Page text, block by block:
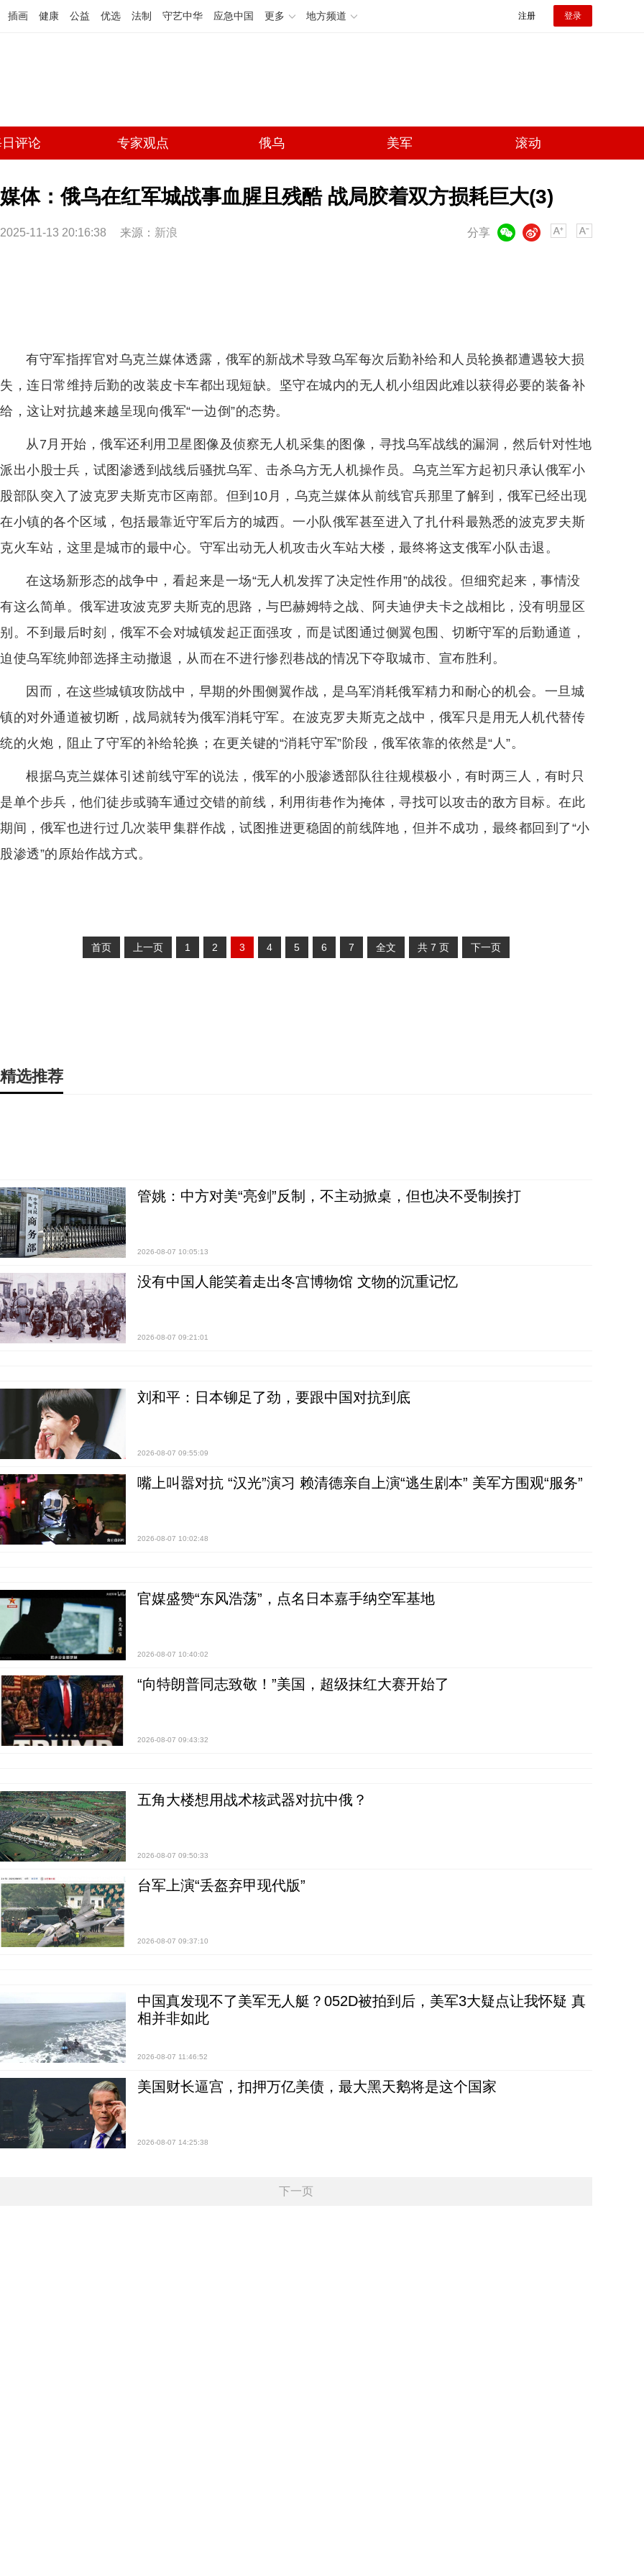
插画 健康 公益 优选 法制 守艺中华 应急中国 更多 地方频道 注册 登录
评论 专家观点 俄乌 美军 滚动
媒体：俄乌在红军城战事血腥且残酷 战局胶着双方损耗巨大(3)
2025-11-13 20:16:38 来源： 新浪 分享
微博
有守军指挥官对乌克兰媒体透露，俄军的新战术导致乌军每次后勤补给和人员轮换都遭遇较大损
失，连日常维持后勤的改装皮卡车都出现短缺。坚守在城内的无人机小组因此难以获得必要的装备补
给，这让对抗越来越呈现向俄军“一边倒”的态势。
从7月开始，俄军还利用卫星图像及侦察无人机采集的图像，寻找乌军战线的漏洞，然后针对性地
派出小股士兵，试图渗透到战线后骚扰乌军、击杀乌方无人机操作员。乌克兰军方起初只承认俄军小
股部队突入了波克罗夫斯克市区南部。但到10月，乌克兰媒体从前线官兵那里了解到，俄军已经出现
在小镇的各个区域，包括最靠近守军后方的城西。一小队俄军甚至进入了扎什科最熟悉的波克罗夫斯
克火车站，这里是城市的最中心。守军出动无人机攻击火车站大楼，最终将这支俄军小队击退。
在这场新形态的战争中，看起来是一场“无人机发挥了决定性作用”的战役。但细究起来，事情没
有这么简单。俄军进攻波克罗夫斯克的思路，与巴赫姆特之战、阿夫迪伊夫卡之战相比，没有明显区
别。不到最后时刻，俄军不会对城镇发起正面强攻，而是试图通过侧翼包围、切断守军的后勤通道，
迫使乌军统帅部选择主动撤退，从而在不进行惨烈巷战的情况下夺取城市、宣布胜利。
因而，在这些城镇攻防战中，早期的外围侧翼作战，是乌军消耗俄军精力和耐心的机会。一旦城
镇的对外通道被切断，战局就转为俄军消耗守军。在波克罗夫斯克之战中，俄军只是用无人机代替传
统的火炮，阻止了守军的补给轮换；在更关键的“消耗守军”阶段，俄军依靠的依然是“人”。
根据乌克兰媒体引述前线守军的说法，俄军的小股渗透部队往往规模极小，有时两三人，有时只
是单个步兵，他们徒步或骑车通过交错的前线，利用街巷作为掩体，寻找可以攻击的敌方目标。在此
期间，俄军也进行过几次装甲集群作战，试图推进更稳固的前线阵地，但并不成功，最终都回到了“小
股渗透”的原始作战方式。
首页 上一页 1 2 3 4 5 6 7 全文 共 7 页 下一页
精选推荐
管姚：中方对美“亮剑”反制，不主动掀桌，但也决不受制挨打
2026-08-07 10:05:13
没有中国人能笑着走出冬宫博物馆 文物的沉重记忆
2026-08-07 09:21:01
刘和平：日本铆足了劲，要跟中国对抗到底
2026-08-07 09:55:09
嘴上叫嚣对抗 “汉光”演习 赖清德亲自上演“逃生剧本” 美军方围观“服务”
2026-08-07 10:02:48
官媒盛赞“东风浩荡”，点名日本嘉手纳空军基地
2026-08-07 10:40:02
“向特朗普同志致敬！”美国，超级抹红大赛开始了
2026-08-07 09:43:32
五角大楼想用战术核武器对抗中俄？
2026-08-07 09:50:33
台军上演“丢盔弃甲现代版”
2026-08-07 09:37:10
中国真发现不了美军无人艇？052D被拍到后，美军3大疑点让我怀疑 真
相并非如此
2026-08-07 11:46:52
美国财长逼宫，扣押万亿美债，最大黑天鹅将是这个国家
2026-08-07 14:25:38
下一页